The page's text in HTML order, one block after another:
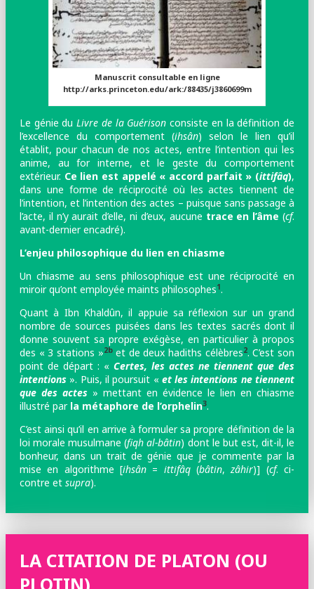
Manuscrit consultable en ligne
http://arks.princeton.edu/ark:/88435/j3860699m
Le génie duLivre de la Guérison consiste en la définition de
l’excellence du comportement (ihsân) selon le lien qu’il
établit, pour chacun de nos actes, entre l’intention qui les
anime, au for interne, et le geste du comportement
extérieur. Ce lien est appelé « accord parfait » (ittifâq),
dans une forme de réciprocité où les actes tiennent de
l’intention, et l’intention des actes – puisque sans passage à
l’acte, il n’y aurait d’elle, ni d’eux, aucune trace en l’âme (cf.
avant-dernier encadré).
L’enjeu philosophique du lien en chiasme
Un chiasme au sens philosophique est une réciprocité en
miroir qu’ont employée maints philosophes1.
Quant à Ibn Khaldûn, il appuie sa réflexion sur un grand
nombre de sources puisées dans les textes sacrés dont il
donne souvent sa propre exégèse, en particulier à propos
des « 3 stations »2bet de deux hadiths célèbres2. C’est son
point de départ : « Certes, les actes ne tiennent que des
intentions ». Puis, il poursuit « et les intentions ne tiennent
que des actes » mettant en évidence le lien en chiasme
illustré par la métaphore de l’orphelin3.
C’est ainsi qu’il en arrive à formuler sa propre définition de la
loi morale musulmane (fiqh al-bâtin) dont le but est, dit-il, le
bonheur, dans un trait de génie que je commente par la
mise en algorithme [ihsân = ittifâq(bâtin,zâhir)] (cf. ci-
contre et supra).
LA CITATION DE PLATON (OU